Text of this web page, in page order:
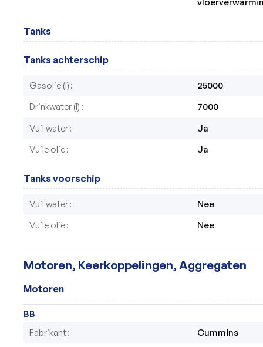
Tanks
Tanks achterschip
Gasolie (l)
25000
Drinkwater (l)
7000
Vuil water
Ja
Vuile olie
Ja
Tanks voorschip
Vuil water
Nee
Vuile olie
Nee
Motoren, Keerkoppelingen, Aggregaten
Motoren
BB
Fabrikant
Cummins